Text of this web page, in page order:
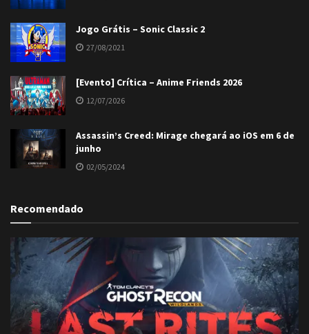
Jogo Grátis – Sonic Classic 2
27/08/2021
[Evento] Crítica – Anime Friends 2026
12/07/2026
Assassin’s Creed: Mirage chegará ao iOS em 6 de
junho
02/05/2024
Recomendado